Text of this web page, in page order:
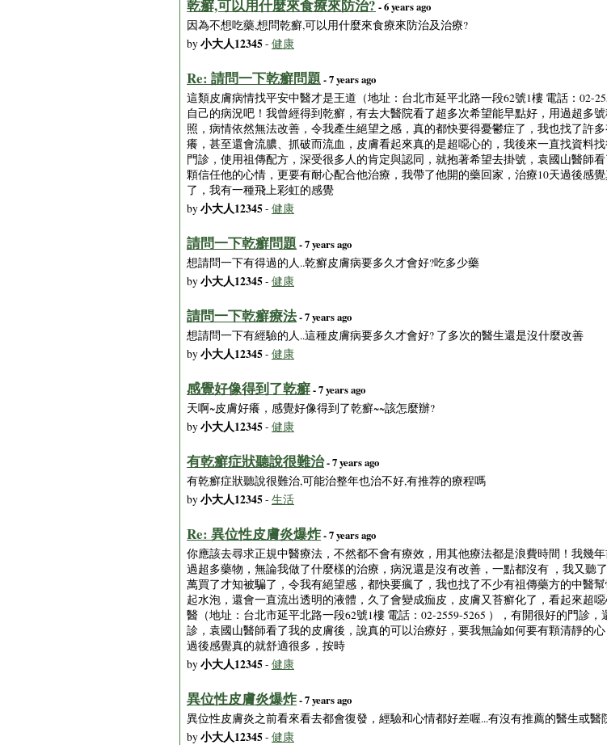
乾癬,可以用什麼來食療來防治? - 6 years ago
因為不想吃藥,想問乾癬,可以用什麼來食療來防治及治療?
by小大人12345- 健康
Re: 請問一下乾癬問題- 7 years ago
這類皮膚病情找平安中醫才是王道（地址：台北市延平北路一段62號1樓 電話：02-
自己的病況吧！我曾經得到乾癬，有去大醫院看了超多次希望能早點好，用過超多
照，病情依然無法改善，令我產生絕望之感，真的都快要得憂鬱症了，我也找了許
癢，甚至還會流膿、抓破而流血，皮膚看起來真的是超噁心的，我後來一直找資料
門診，使用祖傳配方，深受很多人的肯定與認同，就抱著希望去掛號，袁國山醫師
顆信任他的心情，更要有耐心配合他治療，我帶了他開的藥回家，治療10天過後感
了，我有一種飛上彩虹的感覺
by小大人12345- 健康
請問一下乾癬問題- 7 years ago
想請問一下有得過的人..乾癬皮膚病要多久才會好?吃多少藥
by小大人12345- 健康
請問一下乾癬療法- 7 years ago
想請問一下有經驗的人..這種皮膚病要多久才會好? 了多次的醫生還是沒什麼改善
by小大人12345- 健康
感覺好像得到了乾癬- 7 years ago
天啊~皮膚好癢，感覺好像得到了乾癬~~該怎麼辦?
by小大人12345- 健康
有乾癬症狀聽說很難治- 7 years ago
有乾癬症狀聽說很難治,可能治整年也治不好,有推荐的療程嗎
by小大人12345- 生活
Re: 異位性皮膚炎爆炸- 7 years ago
你應該去尋求正規中醫療法，不然都不會有療效，用其他療法都是浪費時間！我幾
過超多藥物，無論我做了什麼樣的治療，病況還是沒有改善，一點都沒有 ，我又聽
萬買了才知被騙了，令我有絕望感，都快要瘋了，我也找了不少有祖傳藥方的中醫
起水泡，還會一直流出透明的液體，久了會變成痂皮，皮膚又苔癬化了，看起來超
醫（地址：台北市延平北路一段62號1樓 電話：02-2559-5265 ），有開很好的門診
診，袁國山醫師看了我的皮膚後，說真的可以治療好，要我無論如何要有顆清靜的
過後感覺真的就舒適很多，按時
by小大人12345- 健康
異位性皮膚炎爆炸- 7 years ago
異位性皮膚炎之前看來看去都會復發，經驗和心情都好差喔...有沒有推薦的醫生或醫
by小大人12345- 健康